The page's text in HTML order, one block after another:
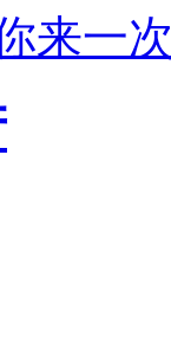
来一